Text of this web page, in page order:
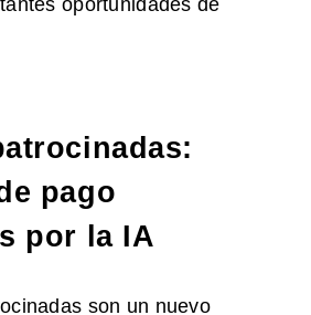
pago
por la IA
son un nuevo